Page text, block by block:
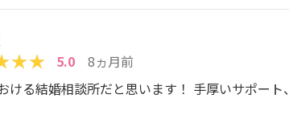
5.0
8ヵ月前
ける結婚相談所だと思います！ 手厚いサポー